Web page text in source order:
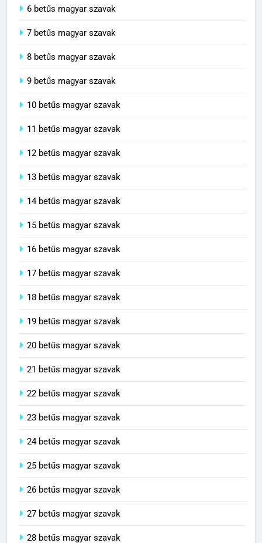
6 betűs magyar szavak
7 betűs magyar szavak
8 betűs magyar szavak
9 betűs magyar szavak
10 betűs magyar szavak
11 betűs magyar szavak
12 betűs magyar szavak
13 betűs magyar szavak
14 betűs magyar szavak
15 betűs magyar szavak
16 betűs magyar szavak
17 betűs magyar szavak
18 betűs magyar szavak
19 betűs magyar szavak
20 betűs magyar szavak
21 betűs magyar szavak
22 betűs magyar szavak
23 betűs magyar szavak
24 betűs magyar szavak
25 betűs magyar szavak
26 betűs magyar szavak
27 betűs magyar szavak
28 betűs magyar szavak